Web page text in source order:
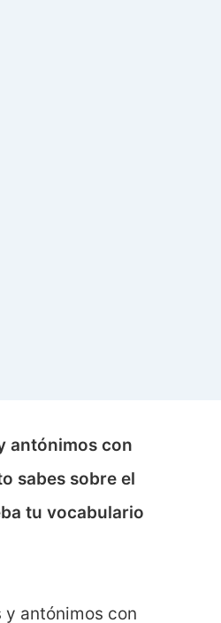
antónimos con
sabes sobre el
tu vocabulario